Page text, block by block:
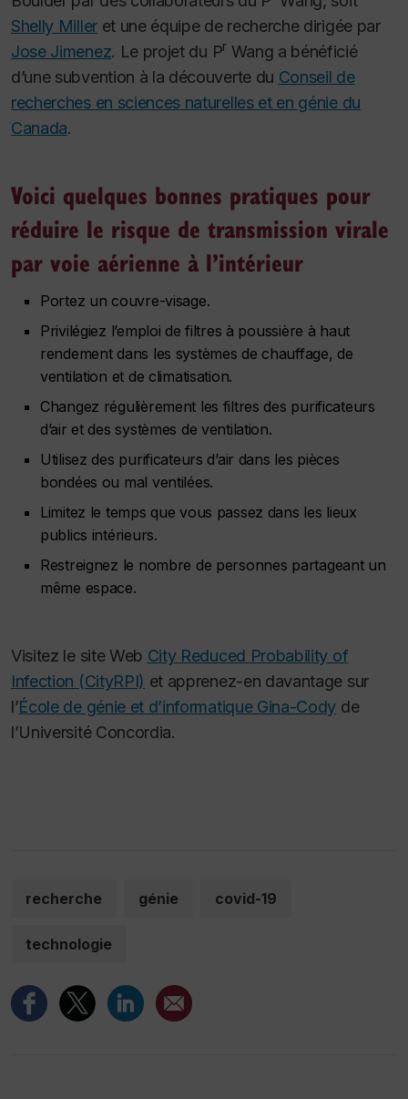
Shelly Milleret une équipe de recherche dirigée par
Jose Jimenez. Le projet du Pr Wang a bénéficié
d’une subvention à la découverte du Conseil de
recherches en sciences naturelles et en génie du
Canada.
Voici quelques bonnes pratiques pour
réduire le risque de transmission virale
par voie aérienne à l’intérieur
Portez un couvre-visage.
Privilégiez l’emploi de filtres à poussière à haut
rendement dans les systèmes de chauffage, de
ventilation et de climatisation.
Changez régulièrement les filtres des purificateurs
d’air et des systèmes de ventilation.
Utilisez des purificateurs d’air dans les pièces
bondées ou mal ventilées.
Limitez le temps que vous passez dans les lieux
publics intérieurs.
Restreignez le nombre de personnes partageant un
même espace.
Visitez le site Web City Reduced Probability of
Infection (CityRPI) et apprenez-en davantage sur
l’École de génie et d’informatique Gina-Cody de
l’Université Concordia.
recherche génie covid-19
technologie